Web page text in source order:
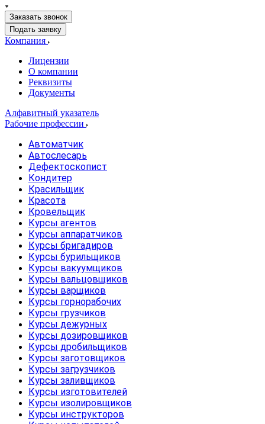
Заказать звонок
Подать заявку
Компания
Лицензии
О компании
Реквизиты
Документы
Алфавитный указатель
Рабочие профессии
Автоматчик
Автослесарь
Дефектоскопист
Кондитер
Красильщик
Красота
Кровельщик
Курсы агентов
Курсы аппаратчиков
Курсы бригадиров
Курсы бурильщиков
Курсы вакуумщиков
Курсы вальцовщиков
Курсы варщиков
Курсы горнорабочих
Курсы грузчиков
Курсы дежурных
Курсы дозировщиков
Курсы дробильщиков
Курсы заготовщиков
Курсы загрузчиков
Курсы заливщиков
Курсы изготовителей
Курсы изолировщиков
Курсы инструкторов